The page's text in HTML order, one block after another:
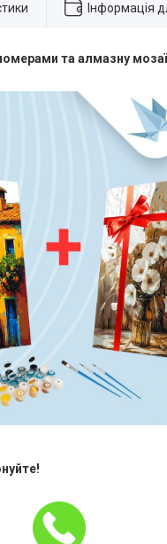
Інформація
та алмазну